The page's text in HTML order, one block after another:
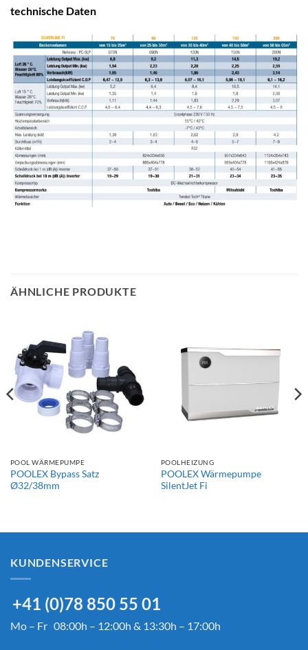
technische Daten
ÄHNLICHE PRODUKTE
POOL WÄRMEPUMPE
POOLEX Bypass Satz
Ø32/38mm
POOLHEIZUNG
POOLEX Wärmepumpe
SilentJet Fi
KUNDENSERVICE
+41 (0)78 850 55 01
Mo – Fr 08:00h – 12:00h & 13:30h – 17:00h